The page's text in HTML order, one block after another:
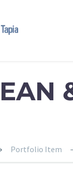
Portfolio Item